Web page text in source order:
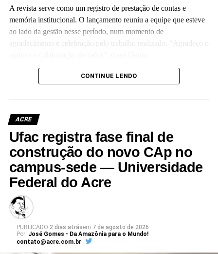
A revista serve como um registro de prestação de contas e
memória institucional. O lançamento reuniu a equipe que esteve
ao lado da gestão nesse período, num momento de
agradecimento e celebração pelo trabalho realizado. “Agradeço o
(Camila Barbosa, estagiária Ascom/Ufac)
Leia Mais: UFAC
CONTINUE LENDO
ACRE
Ufac registra fase final de
construção do novo CAp no
campus-sede — Universidade
Federal do Acre
PUBLICADO 2 dias atrásem 7 de agosto de 2026
Por: José Gomes - Da Amazônia para o Mundo!
contato@acre.com.br